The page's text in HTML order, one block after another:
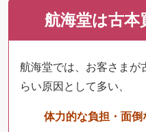
航海堂は古
航海堂では、お客さまが
らい原因として多い、
体力的な負担・面